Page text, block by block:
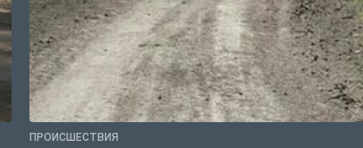
ПРОИСШЕСТВИЯ